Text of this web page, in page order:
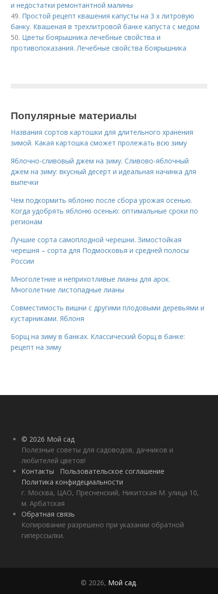
и недостатки ремонтантной малины
49. Простой рецепт квашения капусты на 3 х литровую
банку. Квашеная в трехлитровой банке капуста с медом
50. Цветы боярышника лечебные свойства и
противопоказания. Лечебные свойства боярышника
Популярные материалы
Названия сортов картошки для длительного хранения
зимой. Какая картошка сможет пролежать всю зиму
Яблочно-сливовый джем на зиму. Сливово-яблочный
джем на зиму: вкусный десерт и идеальная начинка для
выпечки
Чем подкормить яблоню после сбора урожая осенью.
Когда удобрять яблоню осенью: оптимальные сроки по
регионам
Лучшие сорта самоплодной черешни. Зимостойкая
черешня – сорта для Подмосковья и средней полосы
России
Многолетние и неприхотливые лианы для арок.
Многолетние листопадные лианы
Совместимость вишни с другими плодовыми деревьями и
кустарниками. Яблоня
Борщ на зиму в банках. Классический борщ в банке:
рецепт на зиму
© 2026 Мой сад
Полезные советы для садоводов, дачников и
любителей цветов!
Контакты
Пользовательское соглашение
Политика конфидециальности
г. Москва, ЦАО, Пресненский, Никитская М. улица 10,
м. Арбатская
Обратная связь
Копирование разрешено при указании обратной
гиперссылки.
© 2026, Мой сад.